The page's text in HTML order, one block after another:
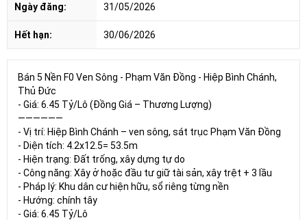
Ngày đăng: 31/05/2026
Hết hạn: 30/06/2026
Bán 5 Nền F0 Ven Sông - Phạm Văn Đồng - Hiệp Bình Chánh,
Thủ Đức
- Giá: 6.45 Tỷ/Lô (Đồng Giá – Thương Lượng)
——————
- Vị trí: Hiệp Bình Chánh – ven sông, sát trục Phạm Văn Đồng
- Diện tích: 4.2x12.5= 53.5m
- Hiện trạng: Đất trống, xây dựng tự do
- Công năng: Xây ở hoặc đầu tư giữ tài sản, xây trệt + 3 lầu
- Pháp lý: Khu dân cư hiện hữu, sổ riêng từng nền
- Hướng: chính tây
- Giá: 6.45 Tỷ/Lô